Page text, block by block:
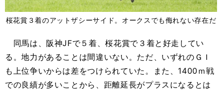
桜花賞３着のアットザシーサイド。オークスでも侮れない存在だ
同馬は、阪神JFで５着、桜花賞で３着と好走してい
る。地力があることは間違いない。ただ、いずれのＧＩ
も上位争いからは差をつけられていた。また、1400ｍ戦
での良績が多いことから、距離延長がプラスになるとは